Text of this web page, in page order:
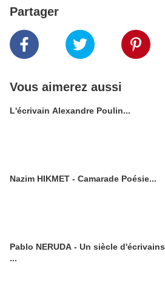
Partager
Vous aimerez aussi
L'écrivain Alexandre Poulin...
Nazim HIKMET - Camarade Poésie...
Pablo NERUDA - Un siècle d'écrivains
...